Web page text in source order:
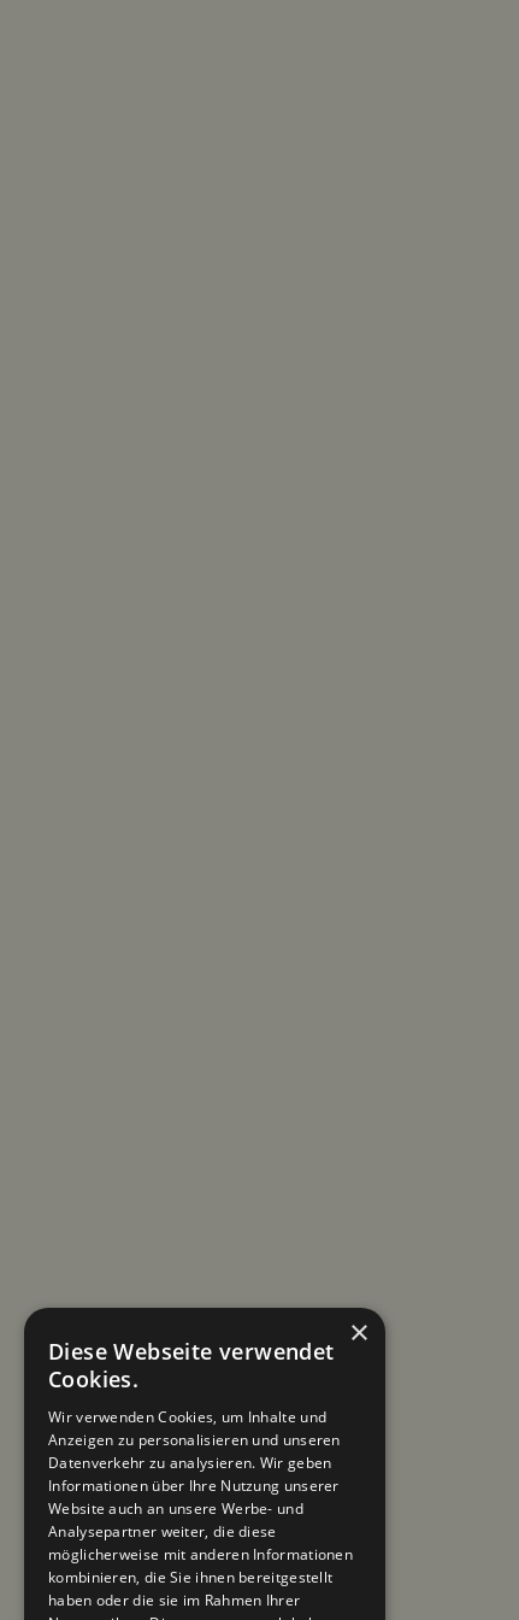
×
Diese Webseite verwendet
Cookies.
Wir verwenden Cookies, um Inhalte und
Anzeigen zu personalisieren und unseren
Datenverkehr zu analysieren. Wir geben
Informationen über Ihre Nutzung unserer
Website auch an unsere Werbe- und
Analysepartner weiter, die diese
möglicherweise mit anderen Informationen
kombinieren, die Sie ihnen bereitgestellt
haben oder die sie im Rahmen Ihrer